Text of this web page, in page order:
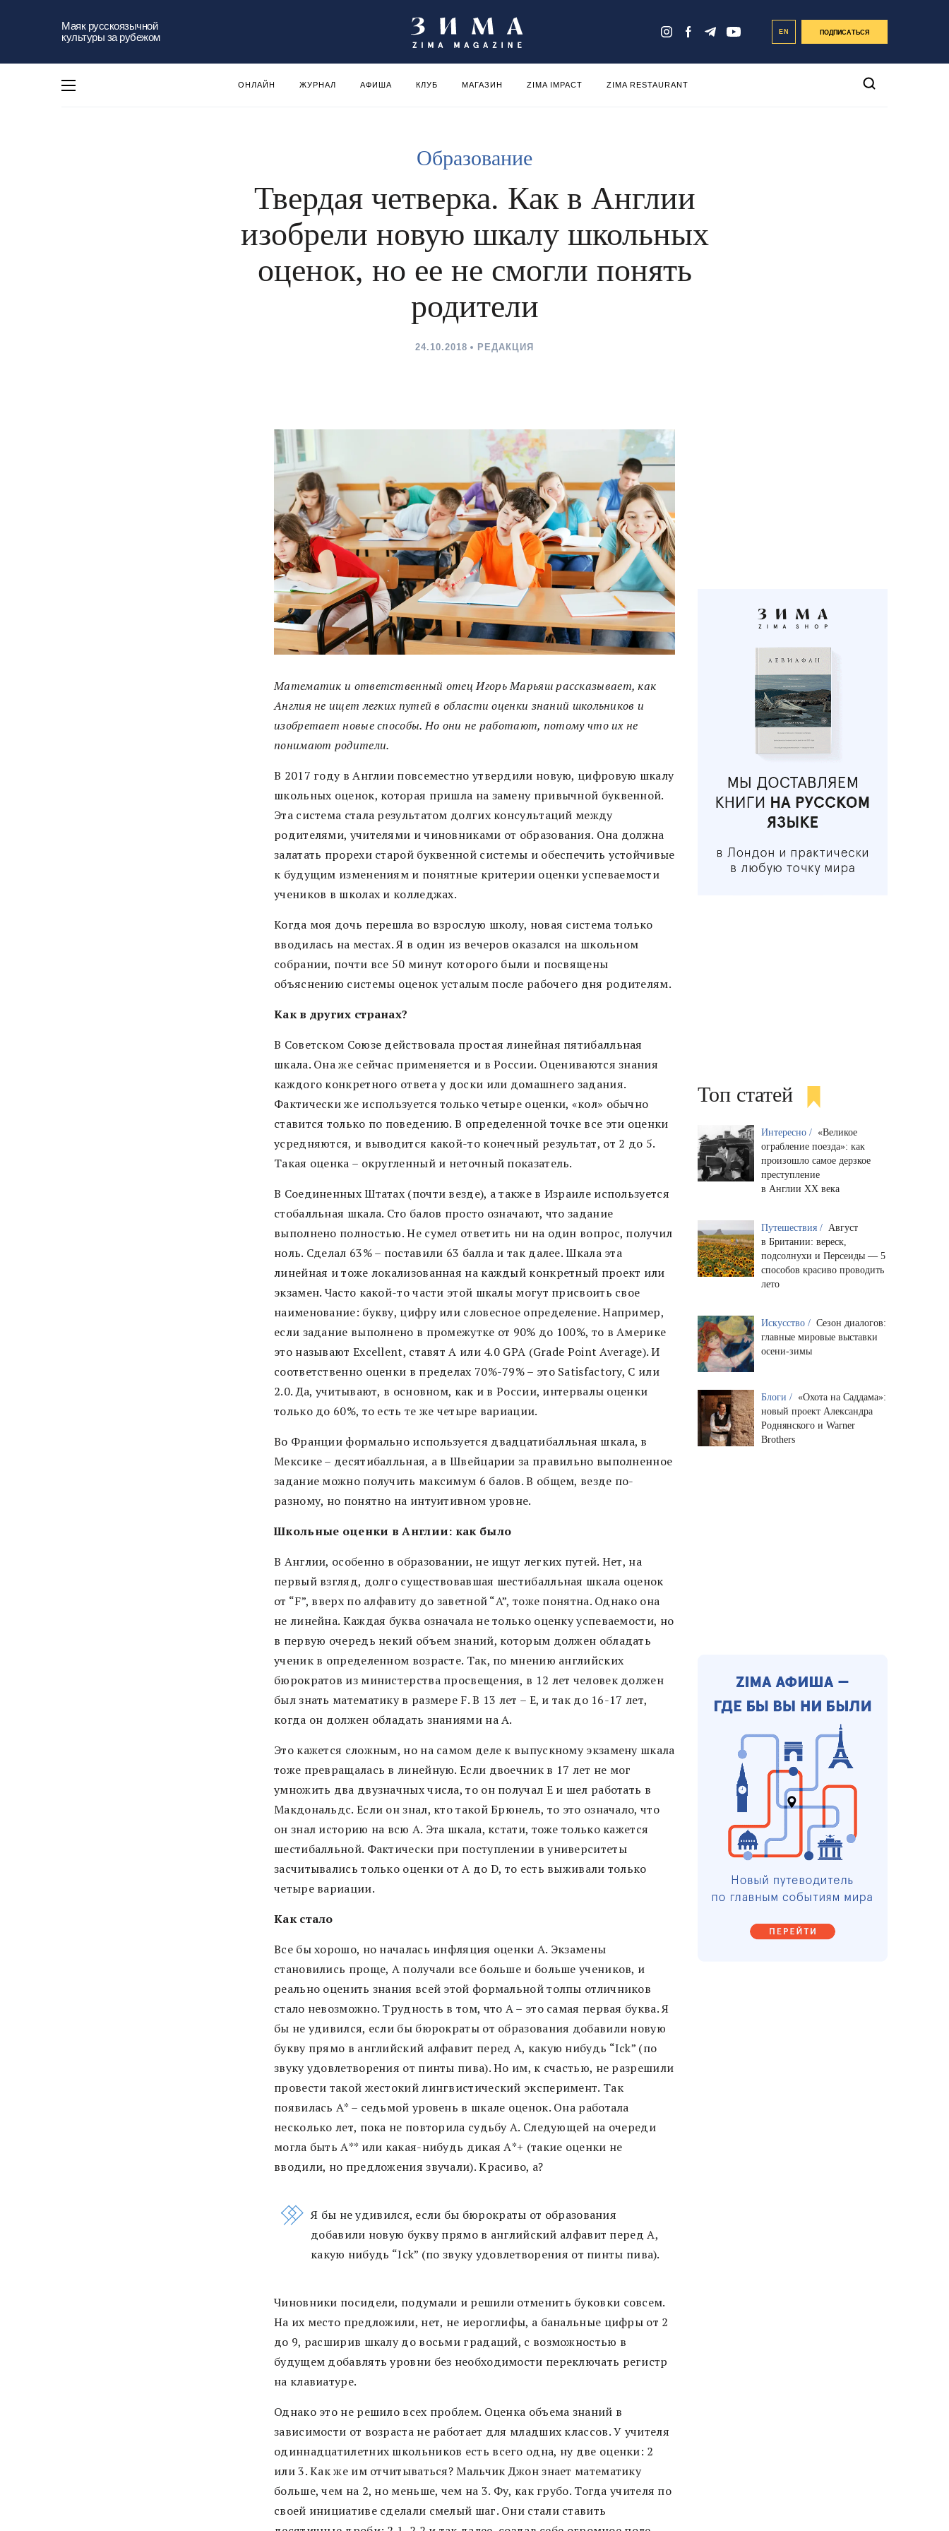
Маяк русскоязычной
культуры за рубежом
EN ПОДПИСАТЬСЯ
ОНЛАЙН ЖУРНАЛ АФИША КЛУБ МАГАЗИН ZIMA IMPACT ZIMA RESTAURANT
Образование
Твердая четверка. Как в Англии
изобрели новую шкалу школьных
оценок, но ее не смогли понять
родители
24.10.2018 РЕДАКЦИЯ
Математик и ответственный отец Игорь Марьяш рассказывает, как
Англия не ищет легких путей в области оценки знаний школьников и
изобретает новые способы. Но они не работают, потому что их не
понимают родители.
В 2017 году в Англии повсеместно утвердили новую, цифровую шкалу
школьных оценок, которая пришла на замену привычной буквенной.
Эта система стала результатом долгих консультаций между
родителями, учителями и чиновниками от образования. Она должна
залатать прорехи старой буквенной системы и обеспечить устойчивые
к будущим изменениям и понятные критерии оценки успеваемости
учеников в школах и колледжах.
Когда моя дочь перешла во взрослую школу, новая система только
вводилась на местах. Я в один из вечеров оказался на школьном
собрании, почти все 50 минут которого были и посвящены
объяснению системы оценок усталым после рабочего дня родителям.
Как в других странах?
В Советском Союзе действовала простая линейная пятибалльная
шкала. Она же сейчас применяется и в России. Оцениваются знания
каждого конкретного ответа у доски или домашнего задания.
Фактически же используется только четыре оценки, «кол» обычно
ставится только по поведению. В определенной точке все эти оценки
усредняются, и выводится какой-то конечный результат, от 2 до 5.
Такая оценка – округленный и неточный показатель.
В Соединенных Штатах (почти везде), а также в Израиле используется
стобалльная шкала. Сто балов просто означают, что задание
выполнено полностью. Не сумел ответить ни на один вопрос, получил
ноль. Сделал 63% – поставили 63 балла и так далее. Шкала эта
линейная и тоже локализованная на каждый конкретный проект или
экзамен. Часто какой-то части этой шкалы могут присвоить свое
наименование: букву, цифру или словесное определение. Например,
если задание выполнено в промежутке от 90% до 100%, то в Америке
это называют Excellent, ставят А или 4.0 GPA (Grade Point Average). И
соответственно оценки в пределах 70%-79% – это Satisfactory, C или
2.0. Да, учитывают, в основном, как и в России, интервалы оценки
только до 60%, то есть те же четыре вариации.
Во Франции формально используется двадцатибалльная шкала, в
Мексике – десятибалльная, а в Швейцарии за правильно выполненное
задание можно получить максимум 6 балов. В общем, везде по-
разному, но понятно на интуитивном уровне.
Школьные оценки в Англии: как было
В Англии, особенно в образовании, не ищут легких путей. Нет, на
первый взгляд, долго существовавшая шестибалльная шкала оценок
от “F”, вверх по алфавиту до заветной “A”, тоже понятна. Однако она
не линейна. Каждая буква означала не только оценку успеваемости, но
в первую очередь некий объем знаний, которым должен обладать
ученик в определенном возрасте. Так, по мнению английских
бюрократов из министерства просвещения, в 12 лет человек должен
был знать математику в размере F. В 13 лет – Е, и так до 16-17 лет,
когда он должен обладать знаниями на А.
Это кажется сложным, но на самом деле к выпускному экзамену шкала
тоже превращалась в линейную. Если двоечник в 17 лет не мог
умножить два двузначных числа, то он получал E и шел работать в
Макдональдс. Если он знал, кто такой Брюнель, то это означало, что
он знал историю на всю А. Эта шкала, кстати, тоже только кажется
шестибалльной. Фактически при поступлении в университеты
засчитывались только оценки от А до D, то есть выживали только
четыре вариации.
Как стало
Все бы хорошо, но началась инфляция оценки А. Экзамены
становились проще, А получали все больше и больше учеников, и
реально оценить знания всей этой формальной толпы отличников
стало невозможно. Трудность в том, что А – это самая первая буква. Я
бы не удивился, если бы бюрократы от образования добавили новую
букву прямо в английский алфавит перед А, какую нибудь “Ick” (по
звуку удовлетворения от пинты пива). Но им, к счастью, не разрешили
провести такой жестокий лингвистический эксперимент. Так
появилась А* – седьмой уровень в шкале оценок. Она работала
несколько лет, пока не повторила судьбу А. Следующей на очереди
могла быть А** или какая-нибудь дикая А*+ (такие оценки не
вводили, но предложения звучали). Красиво, а?
Я бы не удивился, если бы бюрократы от образования
добавили новую букву прямо в английский алфавит перед А,
какую нибудь “Ick” (по звуку удовлетворения от пинты пива).
Чиновники посидели, подумали и решили отменить буковки совсем.
На их место предложили, нет, не иероглифы, а банальные цифры от 2
до 9, расширив шкалу до восьми градаций, с возможностью в
будущем добавлять уровни без необходимости переключать регистр
на клавиатуре.
Однако это не решило всех проблем. Оценка объема знаний в
зависимости от возраста не работает для младших классов. У учителя
одиннадцатилетних школьников есть всего одна, ну две оценки: 2
или 3. Как же им отчитываться? Мальчик Джон знает математику
больше, чем на 2, но меньше, чем на 3. Фу, как грубо. Тогда учителя по
своей инициативе сделали смелый шаг. Они стали ставить
Топ статей
Интересно / «Великое
ограбление поезда»: как
произошло самое дерзкое
преступление
в Англии XX века
Путешествия / Август
в Британии: вереск,
подсолнухи и Персеиды — 5
способов красиво проводить
лето
Искусство / Сезон диалогов:
главные мировые выставки
осени-зимы
Блоги / «Охота на Саддама»:
новый проект Александра
Роднянского и Warner
Brothers